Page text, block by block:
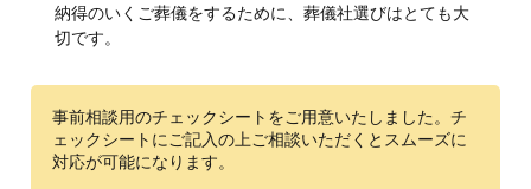
納得のいくご葬儀をするために、葬儀社選びはとても大
切です。
事前相談用のチェックシートをご用意いたしました。チ
ェックシートにご記入の上ご相談いただくとスムーズに
対応が可能になります。